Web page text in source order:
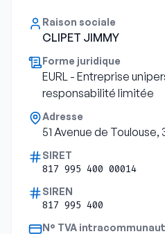
Raison sociale
CLIPET JIMMY
Forme juridique
EURL - Entreprise
responsabilité limitée
Adresse
51 Avenue de Toulouse,
SIRET
817 995 400 00014
SIREN
817 995 400
N° TVA